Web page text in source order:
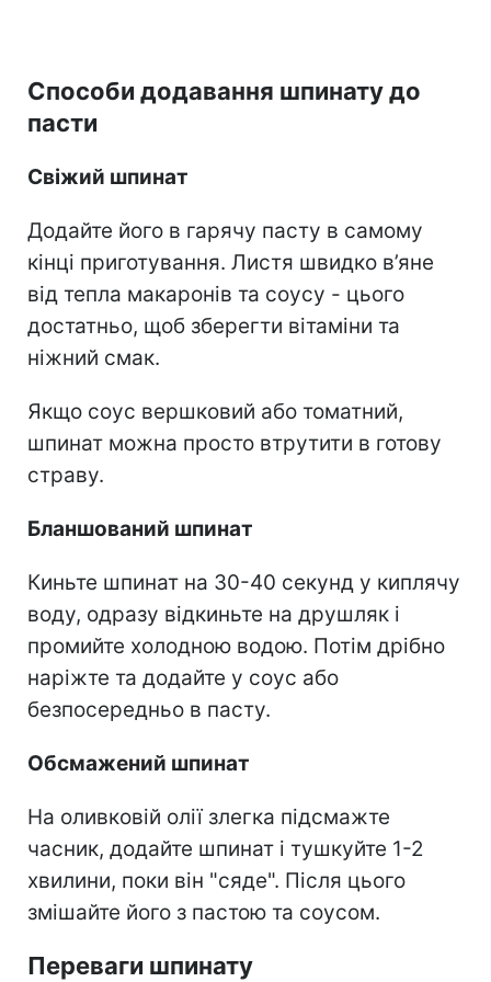
Способи додавання шпинату до
пасти
Свіжий шпинат
Додайте його в гарячу пасту в самому
кінці приготування. Листя швидко в’яне
від тепла макаронів та соусу - цього
достатньо, щоб зберегти вітаміни та
ніжний смак.
Якщо соус вершковий або томатний,
шпинат можна просто втрутити в готову
страву.
Бланшований шпинат
Киньте шпинат на 30-40 секунд у киплячу
воду, одразу відкиньте на друшляк і
промийте холодною водою. Потім дрібно
наріжте та додайте у соус або
безпосередньо в пасту.
Обсмажений шпинат
На оливковій олії злегка підсмажте
часник, додайте шпинат і тушкуйте 1-2
хвилини, поки він "сяде". Після цього
змішайте його з пастою та соусом.
Переваги шпинату